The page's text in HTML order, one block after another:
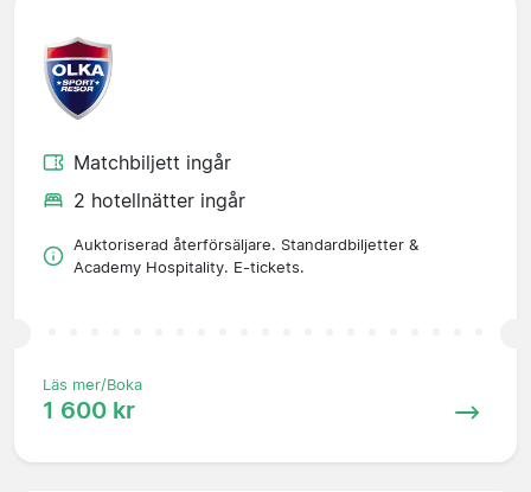
Matchbiljett ingår
2 hotellnätter ingår
Auktoriserad återförsäljare. Standardbiljetter &
Academy Hospitality. E-tickets.
Läs mer/Boka
1 600 kr